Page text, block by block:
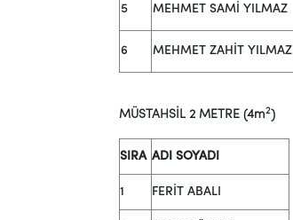
5 MEHMET SAMİ YILMAZ
6 MEHMET ZAHİT YILMAZ
MÜSTAHSİL 2 METRE (4m2)
SIRA ADI SOYADI
1 FERİT ABALI